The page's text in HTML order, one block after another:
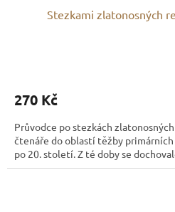
Stezkami zlatonosných
270 Kč
Průvodce po stezkách
čtenáře do oblastí těžby
po 20. století. Z té doby se